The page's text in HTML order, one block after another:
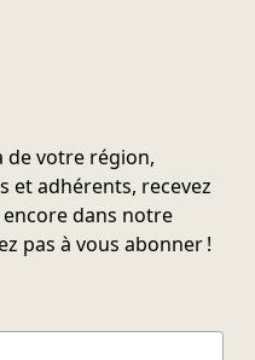
de votre région,
et adhérents, recevez
dans notre
pas à vous abonner !